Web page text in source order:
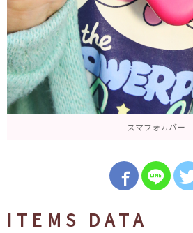
スマフォカバー
ITEMS DATA